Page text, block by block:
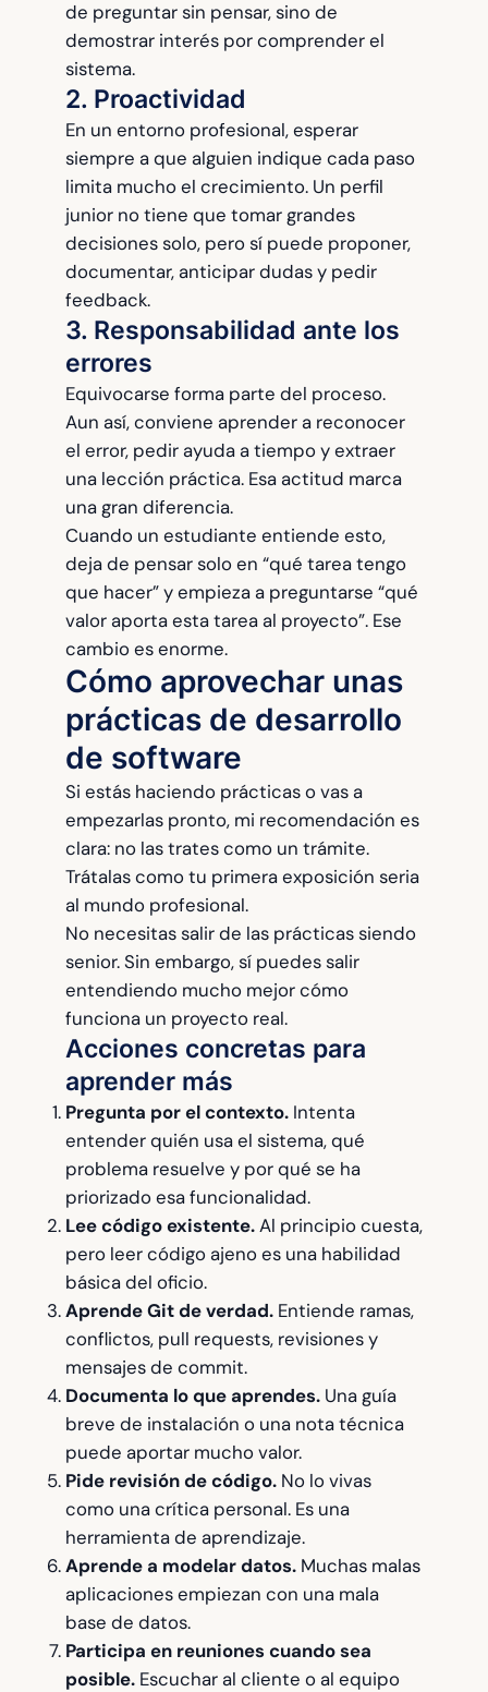
de preguntar sin pensar, sino de
demostrar interés por comprender el
sistema.
2. Proactividad
En un entorno profesional, esperar
siempre a que alguien indique cada paso
limita mucho el crecimiento. Un perfil
junior no tiene que tomar grandes
decisiones solo, pero sí puede proponer,
documentar, anticipar dudas y pedir
feedback.
3. Responsabilidad ante los
errores
Equivocarse forma parte del proceso.
Aun así, conviene aprender a reconocer
el error, pedir ayuda a tiempo y extraer
una lección práctica. Esa actitud marca
una gran diferencia.
Cuando un estudiante entiende esto,
deja de pensar solo en “qué tarea tengo
que hacer” y empieza a preguntarse “qué
valor aporta esta tarea al proyecto”. Ese
cambio es enorme.
Cómo aprovechar unas
prácticas de desarrollo
de software
Si estás haciendo prácticas o vas a
empezarlas pronto, mi recomendación es
clara: no las trates como un trámite.
Trátalas como tu primera exposición seria
al mundo profesional.
No necesitas salir de las prácticas siendo
senior. Sin embargo, sí puedes salir
entendiendo mucho mejor cómo
funciona un proyecto real.
Acciones concretas para
aprender más
Pregunta por el contexto.Intenta
entender quién usa el sistema, qué
problema resuelve y por qué se ha
priorizado esa funcionalidad.
Lee código existente.Al principio cuesta,
pero leer código ajeno es una habilidad
básica del oficio.
Aprende Git de verdad.Entiende ramas,
conflictos, pull requests, revisiones y
mensajes de commit.
Documenta lo que aprendes.Una guía
breve de instalación o una nota técnica
puede aportar mucho valor.
Pide revisión de código.No lo vivas
como una crítica personal. Es una
herramienta de aprendizaje.
Aprende a modelar datos.Muchas malas
aplicaciones empiezan con una mala
base de datos.
Participa en reuniones cuando sea
posible.Escuchar al cliente o al equipo